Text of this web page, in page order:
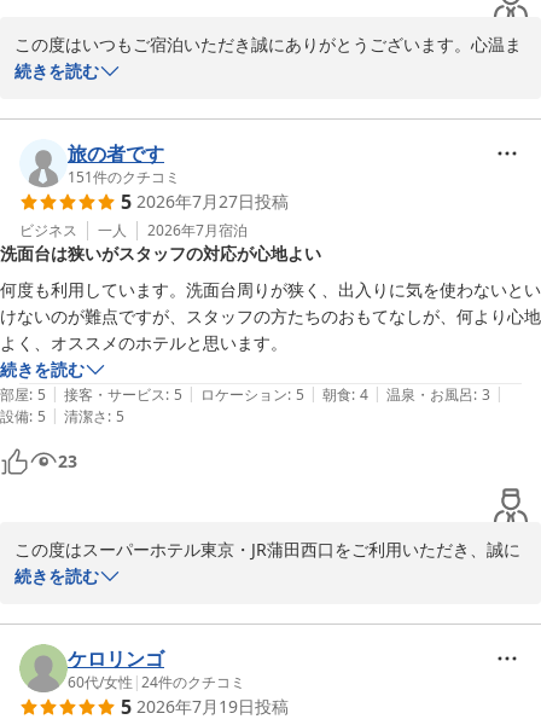
高濃度炭酸泉 梅屋敷の湯 スーパーホテル東京・ＪＲ蒲田西口
この度はいつもご宿泊いただき誠にありがとうございます。心温ま
るお言葉をいただき、スタッフ一同とても励みになっております。
「いつも最高のおもてなしありがとうございます」とのお褒めの言
葉、重ねてお礼申し上げます。当館自慢の高濃度人工炭酸泉「梅屋
敷の湯」や、バリエーション豊富な朝食ビュッフェ、焼き立てパン
などはご満足いただけておりますでしょうか。当ホテルはJR蒲田駅
西口より徒歩約3分で、品川や羽田空港へのアクセスも便利な立地
が自慢です。
また次回のご上京の際もご予約をお約束いただき、大変光栄に存じ
ます。ご滞在のご要望などがございましたら、どうぞお気軽にお声
かけください。
口コミのご投稿、誠にありがとうございました。厳しい暑さが続い
ておりますので、どうぞご自愛いただき、またお元気なお姿にお会
いできますことを心よりお待ちしております。
高濃度炭酸泉 梅屋敷の湯 スーパーホテル東京・ＪＲ蒲田西口
続きを読む
旅の者です
151件のクチコミ
5 2026年7月27日投稿
ビジネス 一人 2026年7月宿泊
洗面台は狭いがスタッフの対応が心地よい
何度も利用しています。洗面台周りが狭く、出入りに気を使わないとい
けないのが難点ですが、スタッフの方たちのおもてなしが、何より心地
よく、オススメのホテルと思います。
続きを読む
部屋: 5 | 接客・サービス: 5 | ロケーション: 5 | 朝食: 4 | 温泉・お風呂: 3 |
設備: 5 | 清潔さ: 5
23
この度はスーパーホテル東京・JR蒲田西口をご利用いただき、誠に
ありがとうございます。
洗面台周りの狭さについてご不便をおかけし、申し訳ございませ
ん。ご滞在中の動線にご配慮いただいたことに感謝するとともに、
今後の課題として参考にさせていただきます。
続きを読む
ケロリンゴ
60代/女性 |24件のクチコミ
5 2026年7月19日投稿